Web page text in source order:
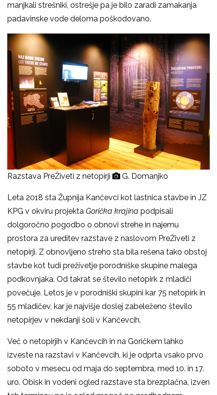
manjkali strešniki, ostrešje pa je bilo zaradi zamakanja
padavinske vode deloma poškodovano.
Razstava PreŽiveti z netopirji G. Domanjko
Leta 2018 sta Župnija Kančevci kot lastnica stavbe in JZ
KPG v okviru projekta Gorička krajina podpisali
dolgoročno pogodbo o obnovi strehe in najemu
prostora za ureditev razstave z naslovom PreŽiveti z
netopirji. Z obnovljeno streho sta bila rešena tako obstoj
stavbe kot tudi preživetje porodniške skupine malega
podkovnjaka. Od takrat se število netopirk z mladiči
povečuje. Letos je v porodniški skupini kar 75 netopirk in
55 mladičev, kar je najvišje doslej zabeleženo število
netopirjev v nekdanji šoli v Kančevcih.
Več o netopirjih v Kančevcih in na Goričkem lahko
izveste na razstavi v Kančevcih, ki je odprta vsako prvo
soboto v mesecu od maja do septembra, med 10. in 17.
uro. Obisk in vodeni ogled razstave sta brezplačna, izven